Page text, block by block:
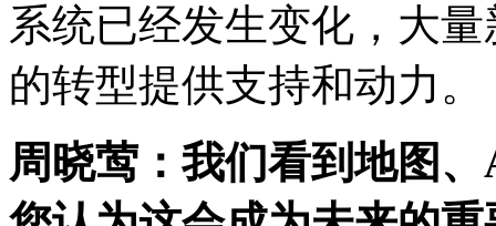
系统已经发生变化，大
的转型提供支持和动力。
周晓莺：我们看到地图、